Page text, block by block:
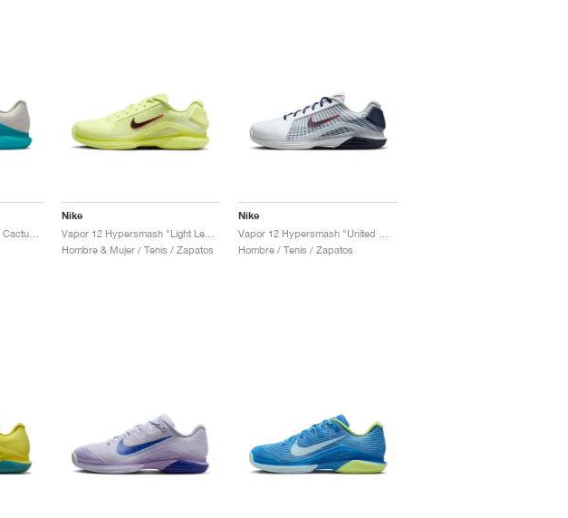
Vapor 12 Premium "Dusty Cactus & Pale Ivory"
Nike
Vapor 12 Hypersmash "Light Lemon Twist & Light Crimson"
Hombre & Mujer / Tenis / Zapatos
Nike
Hombre / Tenis / Zapatos